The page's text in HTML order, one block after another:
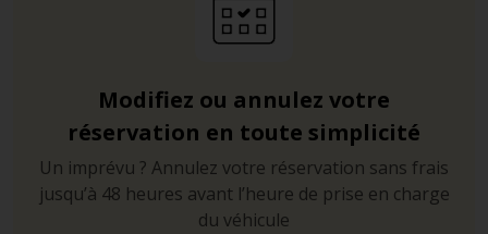
Modifiez ou annulez votre
réservation en toute simplicité
Un imprévu ? Annulez votre réservation sans frais
jusqu’à 48 heures avant l’heure de prise en charge
du véhicule